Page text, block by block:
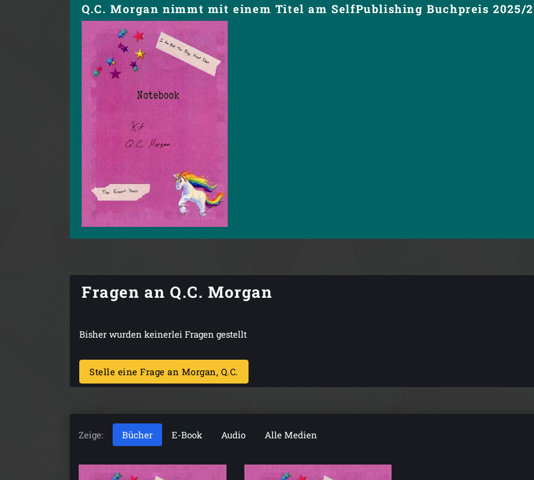
Q.C. Morgan nimmt mit einem Titel am SelfPublishing Buchpreis 2025/
Fragen an Q.C. Morgan
Bisher wurden keinerlei Fragen gestellt
Stelle eine Frage an Morgan, Q.C.
Zeige: Bücher E-Book Audio Alle Medien